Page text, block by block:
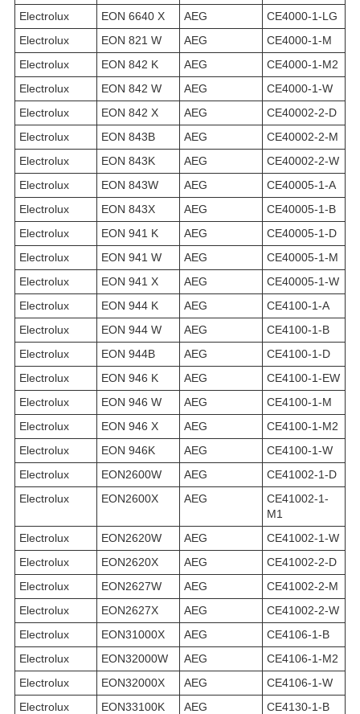
Electrolux
EON 6640 X AEG
CE4000-1-LG
Electrolux
EON 821 W AEG
CE4000-1-M
Electrolux
EON 842 K AEG
CE4000-1-M2
Electrolux
EON 842 W AEG
CE4000-1-W
Electrolux
EON 842 X AEG
CE40002-2-D
Electrolux
EON 843B AEG
CE40002-2-M
Electrolux
EON 843K AEG
CE40002-2-W
Electrolux
EON 843W AEG
CE40005-1-A
Electrolux
EON 843X AEG
CE40005-1-B
Electrolux
EON 941 K AEG
CE40005-1-D
Electrolux
EON 941 W AEG
CE40005-1-M
Electrolux
EON 941 X AEG
CE40005-1-W
Electrolux
EON 944 K AEG
CE4100-1-A
Electrolux
EON 944 W AEG
CE4100-1-B
Electrolux
EON 944B AEG
CE4100-1-D
Electrolux
EON 946 K AEG
CE4100-1-EW
Electrolux
EON 946 W AEG
CE4100-1-M
Electrolux
EON 946 X AEG
CE4100-1-M2
Electrolux
EON 946K AEG
CE4100-1-W
Electrolux
EON2600W AEG
CE41002-1-D
Electrolux
EON2600X AEG
CE41002-1-
M1
Electrolux
EON2620W AEG
CE41002-1-W
Electrolux
EON2620X AEG
CE41002-2-D
Electrolux
EON2627W AEG
CE41002-2-M
Electrolux
EON2627X AEG
CE41002-2-W
Electrolux
EON31000X AEG
CE4106-1-B
Electrolux
EON32000W AEG
CE4106-1-M2
Electrolux
EON32000X AEG
CE4106-1-W
Electrolux
EON33100K AEG
CE4130-1-B